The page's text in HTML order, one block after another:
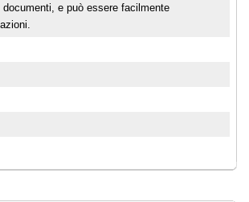
e può essere facilmente